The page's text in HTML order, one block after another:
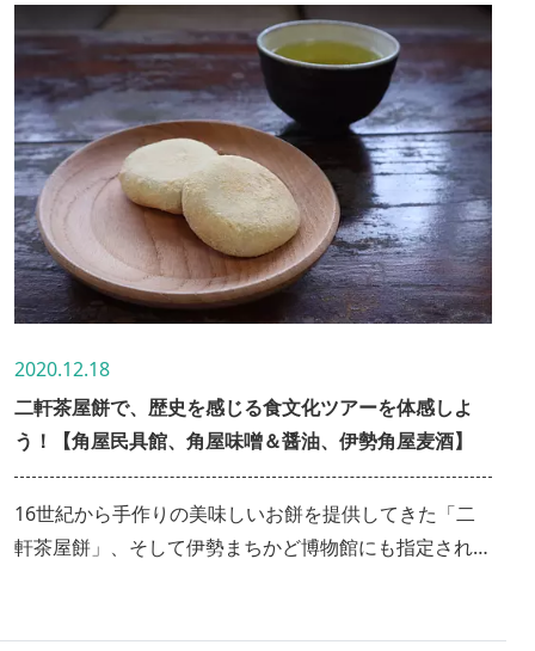
2020.12.18
二軒茶屋餅で、歴史を感じる食文化ツアーを体感しよ
う！【角屋民具館、角屋味噌＆醤油、伊勢角屋麦酒】
16世紀から手作りの美味しいお餅を提供してきた「二
軒茶屋餅」、そして伊勢まちかど博物館にも指定された